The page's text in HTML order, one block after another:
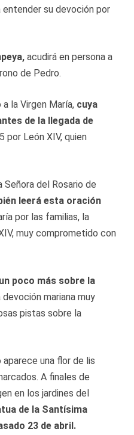
entender su devoción por
acudirá en persona a
de Pedro.
la Virgen María, cuya
de la llegada de
por León XIV, quien
del Rosario de
leerá esta oración
por las familias, la
muy comprometido con
poco más sobre la
mariana muy
pistas sobre la
una flor de lis
A finales de
en los jardines del
de la Santísima
23 de abril.